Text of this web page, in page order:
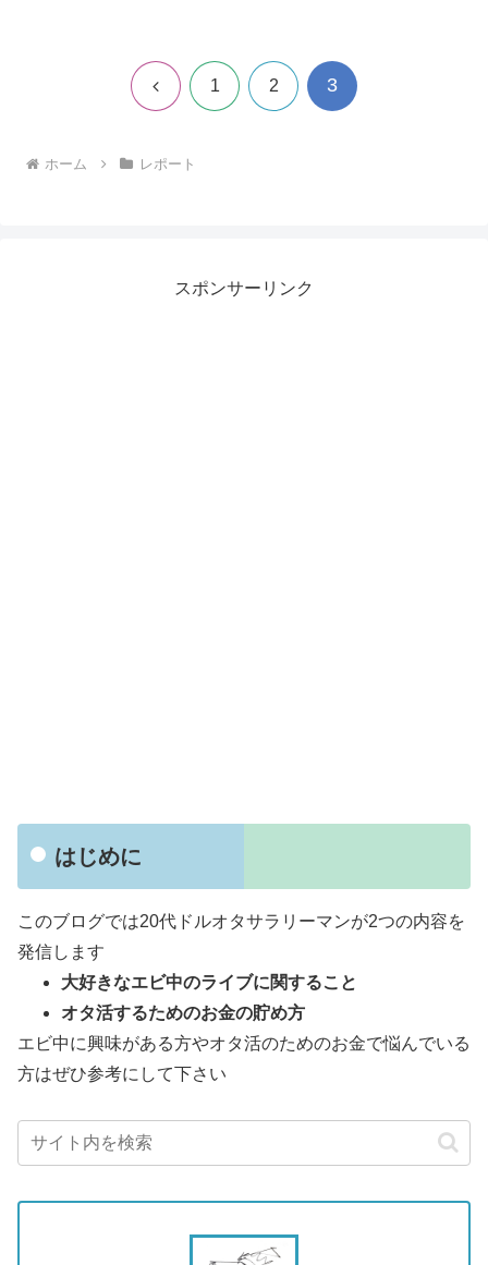
前 1 2 3
ホーム レポート
スポンサーリンク
はじめに
このブログでは20代ドルオタサラリーマンが2つの内容を
発信します
大好きなエビ中のライブに関すること
オタ活するためのお金の貯め方
エビ中に興味がある方やオタ活のためのお金で悩んでいる
方はぜひ参考にして下さい